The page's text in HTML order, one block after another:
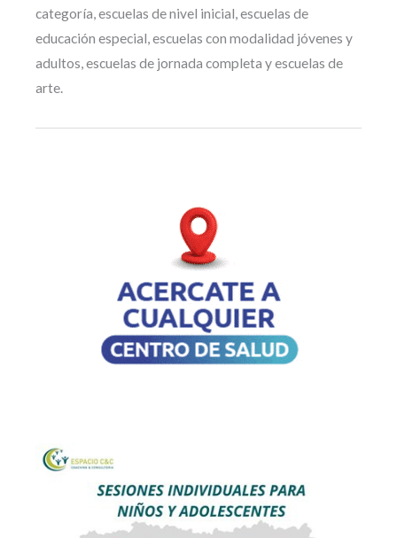
categoría, escuelas de nivel inicial, escuelas de
educación especial, escuelas con modalidad jóvenes y
adultos, escuelas de jornada completa y escuelas de
arte.